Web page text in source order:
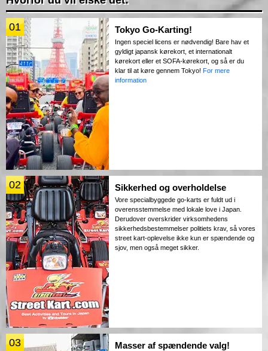
01 Tokyo Go-Karting!
Ingen speciel licens er nødvendig! Bare hav et
gyldigt japansk kørekort, et internationalt
kørekort eller et SOFA-kørekort, og så er du
klar til at køre gennem Tokyo! For mere
information
02 Sikkerhed og overholdelse
Vore specialbyggede go-karts er fuldt ud i
overensstemmelse med lokale love i Japan.
Derudover overskrider virksomhedens
sikkerhedsbestemmelser politiets krav, så vores
street kart-oplevelse ikke kun er spændende og
sjov, men også meget sikker.
03 Masser af spændende valg!